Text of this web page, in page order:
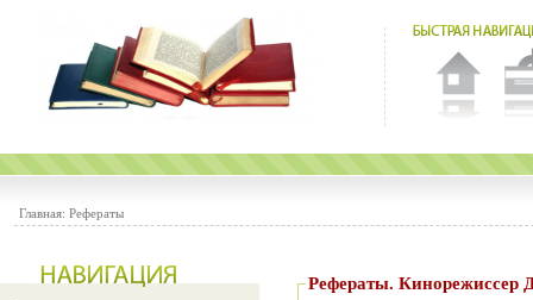
Главная: Рефераты
Рефераты.